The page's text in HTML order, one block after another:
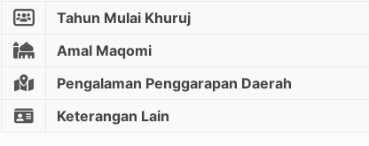
Tahun Mulai Khuruj
Amal Maqomi
Pengalaman Penggarapan Daerah
Keterangan Lain